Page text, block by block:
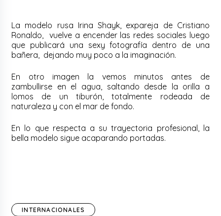
La modelo rusa Irina Shayk, expareja de Cristiano
Ronaldo, vuelve a encender las redes sociales luego
que publicará una sexy fotografía dentro de una
bañera, dejando muy poco a la imaginación.
En otro imagen la vemos minutos antes de
zambullirse en el agua, saltando desde la orilla a
lomos de un tiburón, totalmente rodeada de
naturaleza y con el mar de fondo.
En lo que respecta a su trayectoria profesional, la
bella modelo sigue acaparando portadas.
INTERNACIONALES